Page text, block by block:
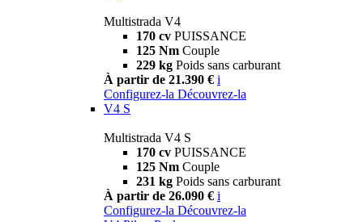
Multistrada V4
170 cv PUISSANCE
125 Nm Couple
229 kg Poids sans carburant
À partir de 21.390 € i
Configurez-la Découvrez-la
V4 S
Multistrada V4 S
170 cv PUISSANCE
125 Nm Couple
231 kg Poids sans carburant
À partir de 26.090 € i
Configurez-la Découvrez-la